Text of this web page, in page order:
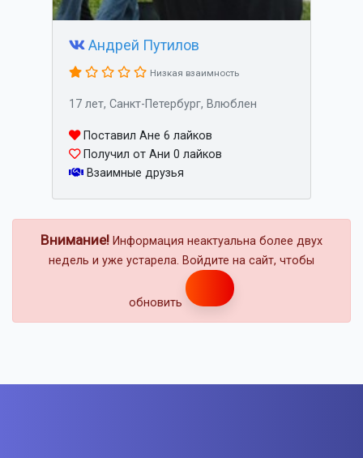
Андрей Путилов
Низкая взаимность
17 лет, Санкт-Петербург, Влюблен
Поставил Ане 6 лайков
Получил от Ани 0 лайков
Взаимные друзья
Внимание! Информация неактуальна более двух
недель и уже устарела. Войдите на сайт, чтобы
обновить